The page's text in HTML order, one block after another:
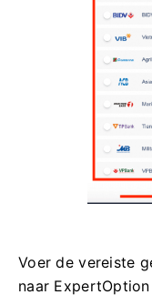
Voer de vereiste
naar